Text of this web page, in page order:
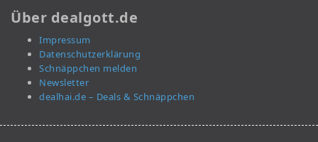
Über dealgott.de
Impressum
Datenschutzerklärung
Schnäppchen melden
Newsletter
dealhai.de – Deals & Schnäppchen